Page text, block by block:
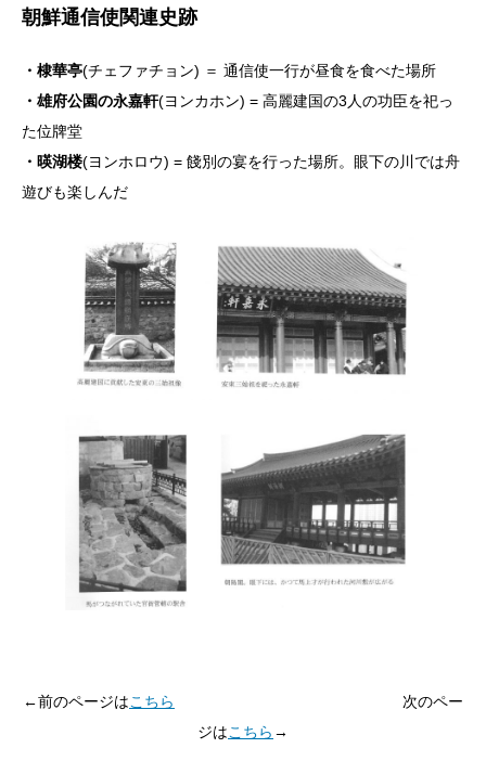
朝鮮通信使関連史跡
・棣華亭(チェファチョン) ＝ 通信使一行が昼食を食べた場所
・雄府公園の永嘉軒(ヨンカホン) = 高麗建国の3人の功臣を祀っ
た位牌堂
・暎湖楼(ヨンホロウ) = 餞別の宴を行った場所。眼下の川では舟
遊びも楽しんだ
←前のページはこちら
次のペー
ジはこちら →